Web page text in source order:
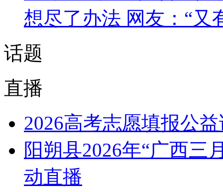
想尽了办法 网友：“又
话题
直播
2026高考志愿填报公
阳朔县2026年“广西三
动直播